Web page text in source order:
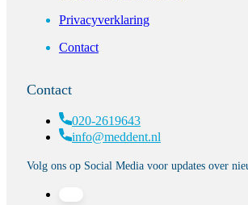
Privacyverklaring
Contact
Contact
020-2619643
info@meddent.nl
Volg ons op Social Media voor updates over